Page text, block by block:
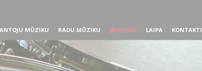
MŪZIKU RADU MŪZIKU JAUNUMI LAIPA KONTAKTI